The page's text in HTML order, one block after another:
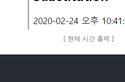
[ 현재 시간 출력 ]